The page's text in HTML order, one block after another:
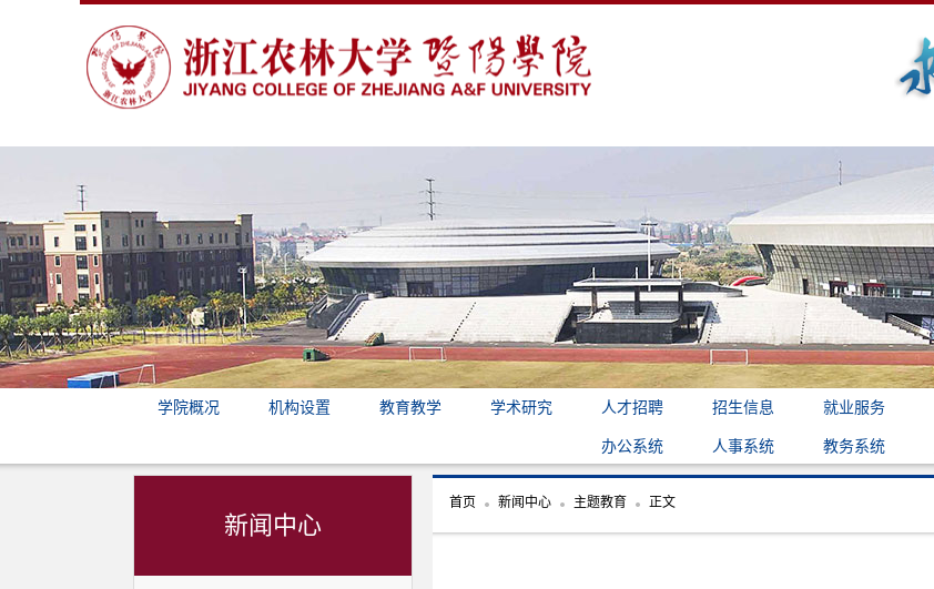
学院概况 机构设置 教育教学 学术研究 人才招聘 招生信息 就业服务
办公系统 人事系统 教务系统
新闻中心
首页 新闻中心 主题教育 正文